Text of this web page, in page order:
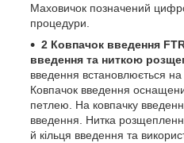
Маховичок позначений
процедури.
2 Ковпачок введення
введення та ниткою
введення встановлюється на
Ковпачок введення
петлею. На ковпачку
введення. Нитка
й кільця введення та